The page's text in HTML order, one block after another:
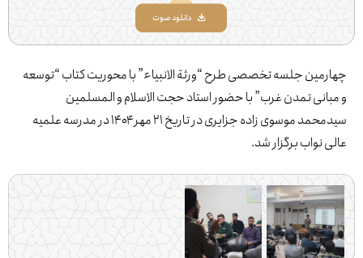
دانلود صوت
جلسه تخصصی طرح “ورثة الانبیاء” با محوریت کتاب “توسعه
تمدن غرب” با حضور استاد حجت الاسلام و المسلمین
سیدمحمد موسوی زاده جزایری در تاریخ ۲۱ مهر ۱۴۰۴ در مدرسه علمیه
نواب برگزار شد.